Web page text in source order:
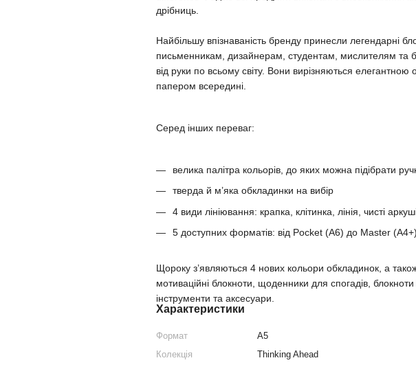
дрібниць.
Найбільшу впізнаваність бренду принесли легендарні
письменникам, дизайнерам, студентам, мислителям та
від руки по всьому світу. Вони вирізняються
папером всередині.
Серед інших переваг:
велика палітра кольорів, до яких можна підібрати
тверда й м’яка обкладинки на вибір
4 види лініювання: крапка, клітинка, лінія, чисті
5 доступних форматів: від Pocket (A6) до Master (A4+)
Щороку з’являються 4 нових кольори обкладинок, а
мотиваційні блокноти, щоденники для спогадів,
інструменти та аксесуари.
Характеристики
Формат
A5
Колекція
Thinking Ahead